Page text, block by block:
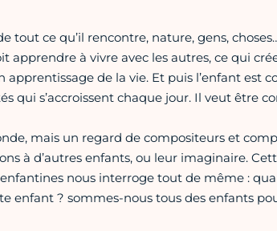
tout ce qu’il rencontre, nature, gens,
à vivre avec les autres, ce qui
de la vie. Et puis l’enfant est
qui s’accroissent chaque jour. Il veut être
mais un regard de compositeurs et
à d’autres enfants, ou leur imaginaire.
nous interroge tout de même :
enfant ? sommes-nous tous des enfants